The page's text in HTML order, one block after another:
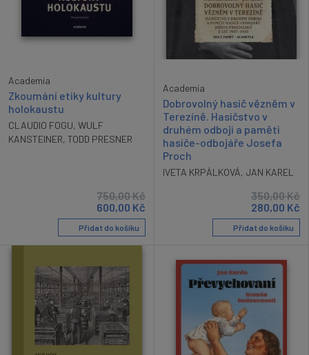
Academia
Zkoumání etiky kultury
holokaustu
CLAUDIO FOGU, WULF
KANSTEINER, TODD PRESNER
750,00Kč
600,00 Kč
Přidat do košíku
Academia
Dobrovolný hasič vězněm v
Terezíně. Hasičstvo v
druhém odboji a paměti
hasiče-odbojáře Josefa
Proch
IVETA KRPÁLKOVÁ, JAN KAREL
350,00Kč
280,00 Kč
Přidat do košíku